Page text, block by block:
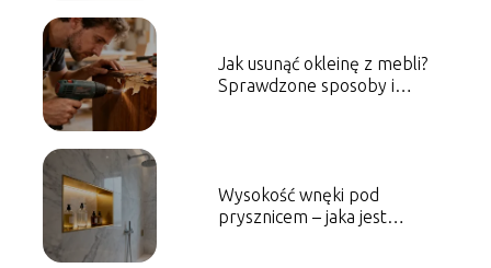
Jak usunąć okleinę z mebli?
Sprawdzone sposoby i
Wysokość wnęki pod
prysznicem – jaka jest